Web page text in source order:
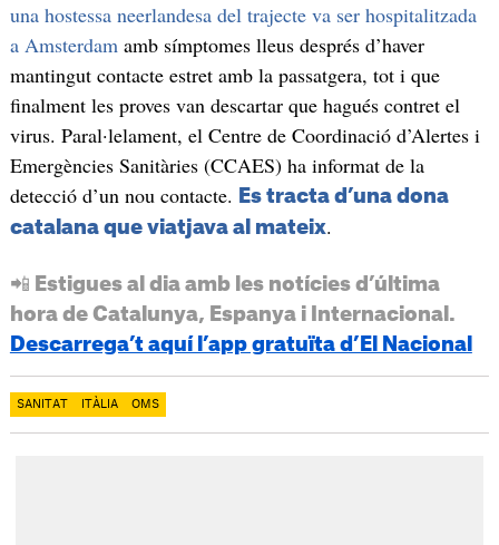
una hostessa neerlandesa del trajecte va ser hospitalitzada
a Amsterdamamb símptomes lleus després d’haver
mantingut contacte estret amb la passatgera, tot i que
finalment les proves van descartar que hagués contret el
virus. Paral·lelament, el Centre de Coordinació d’Alertes i
Emergències Sanitàries (CCAES) ha informat de la
detecció d’un nou contacte.
Es tracta d’una dona
catalana que viatjava al mateix.
📲 Estigues al dia amb les notícies d’última
hora de Catalunya, Espanya i Internacional.
Descarrega’t aquí l’app gratuïta d’El Nacional
SANITAT ITÀLIA OMS